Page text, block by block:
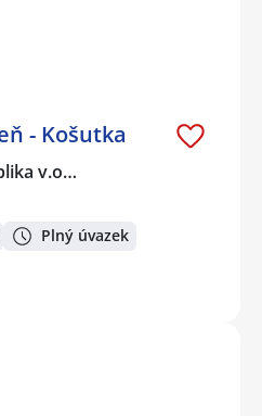
- Košutka
v.o…
Plný úvazek